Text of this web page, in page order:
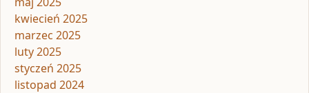
kwiecień 2025
marzec 2025
luty 2025
styczeń 2025
listopad 2024